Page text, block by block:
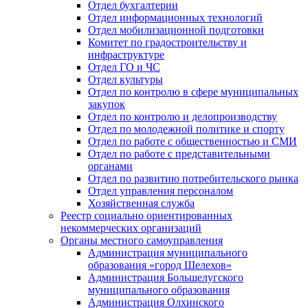
Отдел бухгалтерии
Отдел информационных технологий
Отдел мобилизационной подготовки
Комитет по градостроительству и
инфраструктуре
Отдел ГО и ЧС
Отдел культуры
Отдел по контролю в сфере муниципальных
закупок
Отдел по контролю и делопроизводству
Отдел по молодежной политике и спорту
Отдел по работе с общественностью и СМИ
Отдел по работе с представительными
органами
Отдел по развитию потребительского рынка
Отдел управления персоналом
Хозяйственная служба
Реестр социально ориентированных
некоммерческих организаций
Органы местного самоуправления
Администрация муниципального
образования «город Шелехов»
Администрация Большелугского
муниципального образования
Администрация Олхинского